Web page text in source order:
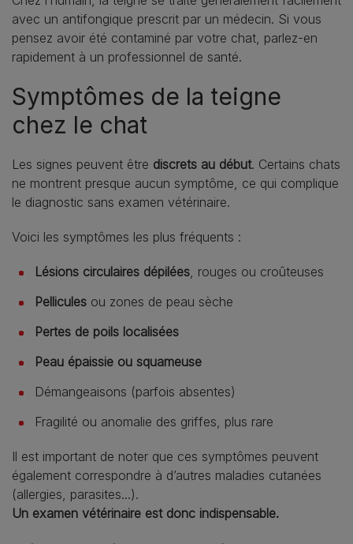
avec un antifongique prescrit par un médecin. Si vous
pensez avoir été contaminé par votre chat, parlez-en
rapidement à un professionnel de santé.
Symptômes de la teigne
chez le chat
Les signes peuvent être discrets au début. Certains chats
ne montrent presque aucun symptôme, ce qui complique
le diagnostic sans examen vétérinaire.
Voici les symptômes les plus fréquents :
Lésions circulaires dépilées , rouges ou croûteuses
Pellicules ou zones de peau sèche
Pertes de poils localisées
Peau épaissie ou squameuse
Démangeaisons (parfois absentes)
Fragilité ou anomalie des griffes, plus rare
Il est important de noter que ces symptômes peuvent
également correspondre à d’autres maladies cutanées
(allergies, parasites...).
Un examen vétérinaire est donc indispensable.